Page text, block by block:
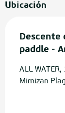
Ubicación
Descente
paddle -
ALL
Mimizan